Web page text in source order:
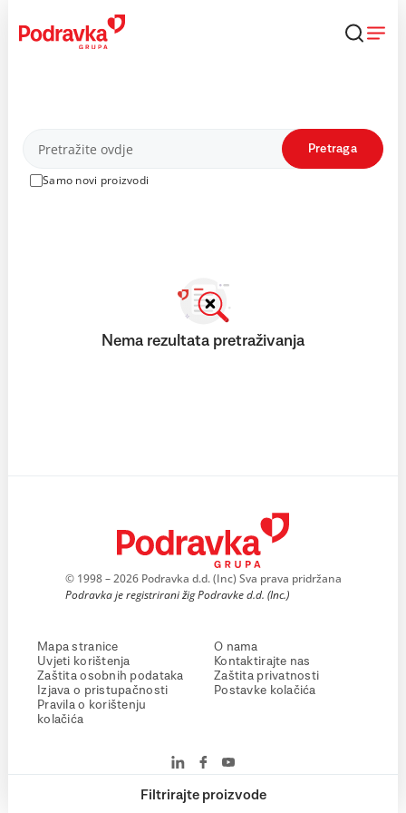
content
Proizvodi
Samo novi proizvodi
Pretraga
Filtrirajte proizvode
Nema rezultata pretraživanja
© 1998 – 2026 Podravka d.d. (Inc) Sva prava pridržana
Podravka je registrirani žig Podravke d.d. (Inc.)
Mapa stranice
Uvjeti korištenja
Zaštita osobnih podataka
Izjava o pristupačnosti
Pravila o korištenju
kolačića
O nama
Kontaktirajte nas
Zaštita privatnosti
Postavke kolačića